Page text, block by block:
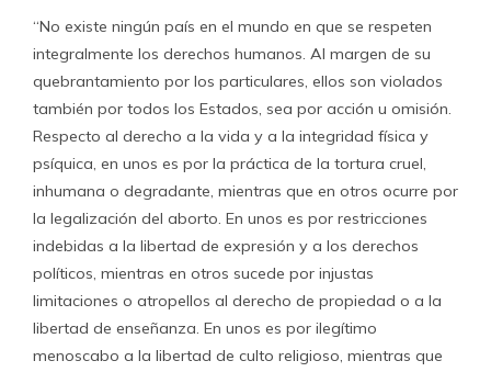
“No existe ningún país en el mundo en que se respeten
integralmente los derechos humanos. Al margen de su
quebrantamiento por los particulares, ellos son violados
también por todos los Estados, sea por acción u omisión.
Respecto al derecho a la vida y a la integridad física y
psíquica, en unos es por la práctica de la tortura cruel,
inhumana o degradante, mientras que en otros ocurre por
la legalización del aborto. En unos es por restricciones
indebidas a la libertad de expresión y a los derechos
políticos, mientras en otros sucede por injustas
limitaciones o atropellos al derecho de propiedad o a la
libertad de enseñanza. En unos es por ilegítimo
menoscabo a la libertad de culto religioso, mientras que